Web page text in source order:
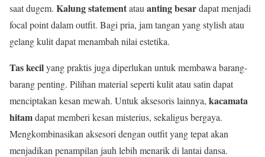
saat dugem. Kalung statementatau anting besardapat menjadi
focal point dalam outfit. Bagi pria, jam tangan yang stylish atau
gelang kulit dapat menambah nilai estetika.
Tas kecilyang praktis juga diperlukan untuk membawa barang-
barang penting. Pilihan material seperti kulit atau satin dapat
menciptakan kesan mewah. Untuk aksesoris lainnya, kacamata
hitamdapat memberi kesan misterius, sekaligus bergaya.
Mengkombinasikan aksesori dengan outfit yang tepat akan
menjadikan penampilan jauh lebih menarik di lantai dansa.